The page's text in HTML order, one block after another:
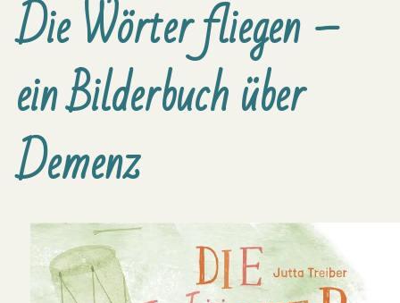
Die Wörter fliegen –
ein Bilderbuch über
Demenz